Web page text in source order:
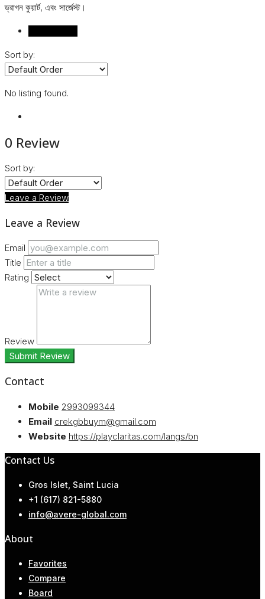
ড্রাগন কুয়ার্ট, এবং সার্জেস্ট।
Sort by:
No listing found.
0 Review
Sort by:
Leave a Review
Leave a Review
Email
Title
Rating
Review
Submit Review
Contact
Mobile 2993099344
Email crekgbbuym@gmail.com
Website https://playclaritas.com/langs/bn
Contact Us
Gros Islet, Saint Lucia
+1 (617) 821-5880
info@avere-global.com
About
Favorites
Compare
Board